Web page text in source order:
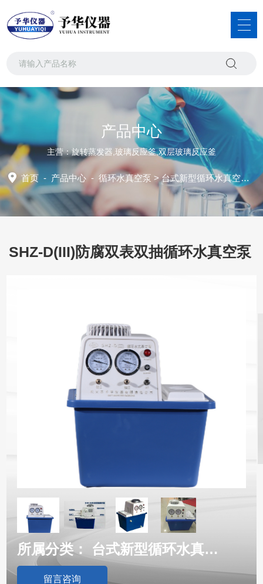
产品中心
主营：旋转蒸发器,玻璃反应釜,双层玻璃反应釜
首页 - 产品中心 -循环水真空泵 >台式新型循环水真空泵 >
SHZ-D(III)防腐双表双抽循环水真空泵
所属分类： 台式新型循环水真空泵
留言咨询